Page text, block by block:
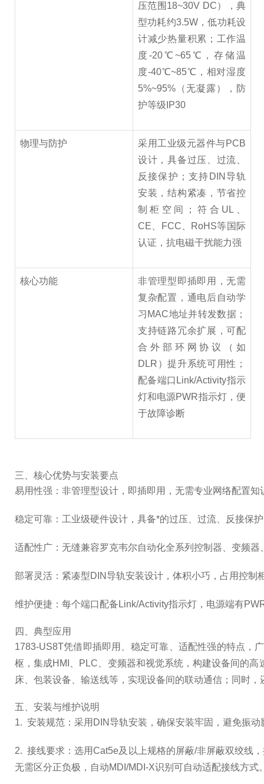
压范围18~30V DC），典
型功耗约3.5W，低功耗设
计减少热量积累；工作温
度-20℃~65℃，存储温
度-40℃~85℃，相对湿度
5%~95%（无凝露），防
护等级IP30
物理与防护
采用工业级元器件与PCB
设计，具备过压、过流、
反接保护；支持DIN导轨
安装，结构紧凑，节省控
制柜空间；符合UL、
CE、FCC、RoHS等国际
认证，抗电磁干扰能力强
核心功能
非管理型即插即用，无需
复杂配置，通电后自动学
习MAC地址并转发数据；
支持链路冗余扩展，可配
合外部环网协议（如
DLR）提升系统可用性；
配备端口Link/Activity指示
灯和电源PWR指示灯，便
于故障诊断
三、核心优势与安装要点
易用性强：非管理型设计，即插即用，无需专业网络配置
稳定可靠：工业级硬件设计，具备*的过压、过流、反接保
适配性广：无缝兼容罗克韦尔自动化全系列控制器、变频
部署灵活：紧凑型DIN导轨安装设计，体积小巧，占用控
维护便捷：每个端口配备Link/Activity指示灯，电源端有
四、典型应用
1783-US8T凭借即插即用、稳定可靠、适配性强的特点，
枢，集成HMI、PLC、变频器和视觉系统，构建设备间的
床、包装设备、输送线等，实现设备间的联动通信；同时
五、安装与维护说明
1. 安装规范：采用DIN导轨安装，确保安装牢固，避免振
2. 接线要求：选用Cat5e及以上规格的屏蔽/非屏蔽双绞线
无需区分正负极，自动MDI/MDI-X识别可自动适配接线方式